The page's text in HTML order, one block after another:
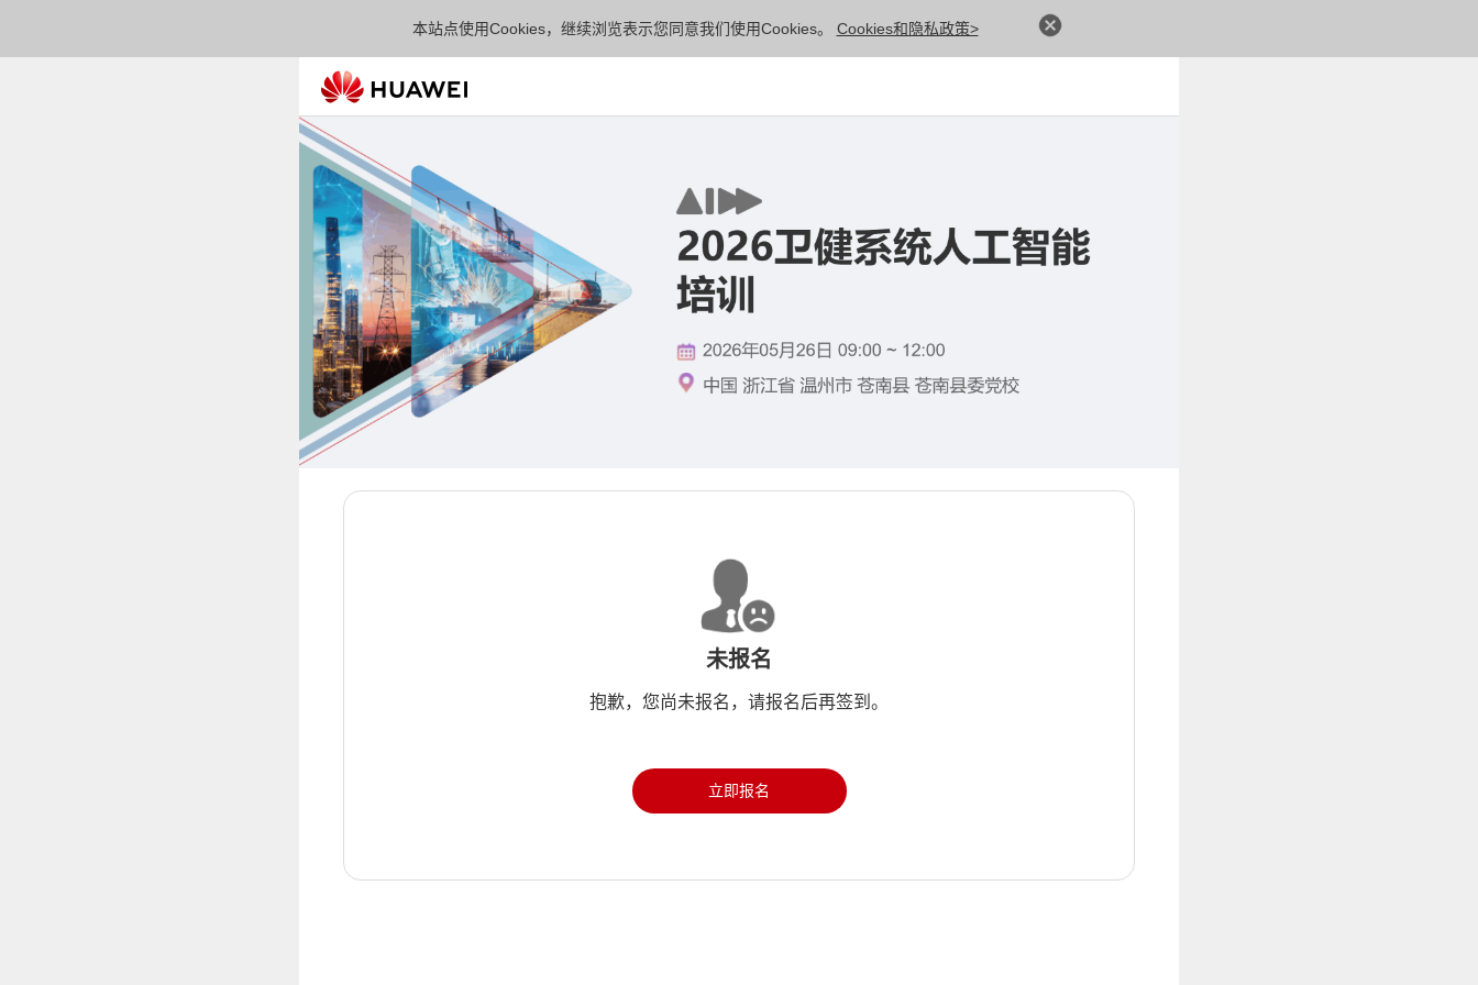
本站点使用Cookies，继续浏览表示您同意我们使用Cookies。 Cookies和隐私政策>
未报名
抱歉，您尚未报名，请报名后再签到。
立即报名